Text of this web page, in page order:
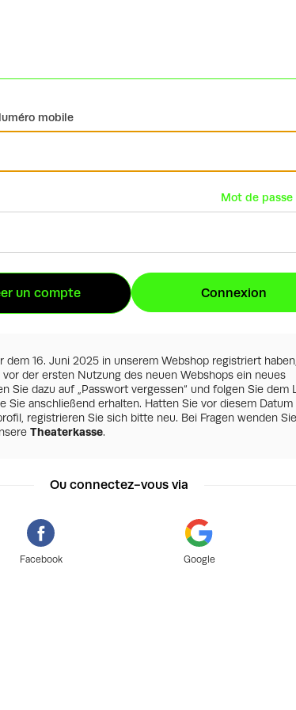
mobile
Mot de passe
un compte Connexion
dem 16. Juni 2025 in unserem Webshop registriert haben,
der ersten Nutzung des neuen Webshops ein neues
Sie dazu auf „Passwort vergessen“ und folgen Sie dem
Sie anschließend erhalten. Hatten Sie vor diesem Datum
registrieren Sie sich bitte neu. Bei Fragen wenden Sie
Theaterkasse.
Ou connectez-vous via
Facebook Google